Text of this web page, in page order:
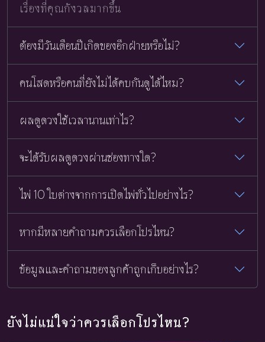
เรื่องที่คุณกังวลมากขึ้น
ต้องมีวันเดือนปีเกิดของอีกฝ่ายหรือไม่?
คนโสดหรือคนที่ยังไม่ได้คบกันดูได้ไหม?
ผลดูดวงใช้เวลานานเท่าไร?
จะได้รับผลดูดวงผ่านช่องทางใด?
ไพ่ 10 ใบต่างจากการเปิดไพ่ทั่วไปอย่างไร?
หากมีหลายคำถามควรเลือกโปรไหน?
ข้อมูลและคำถามของลูกค้าถูกเก็บอย่างไร?
ยังไม่แน่ใจว่าควรเลือกโปรไหน?